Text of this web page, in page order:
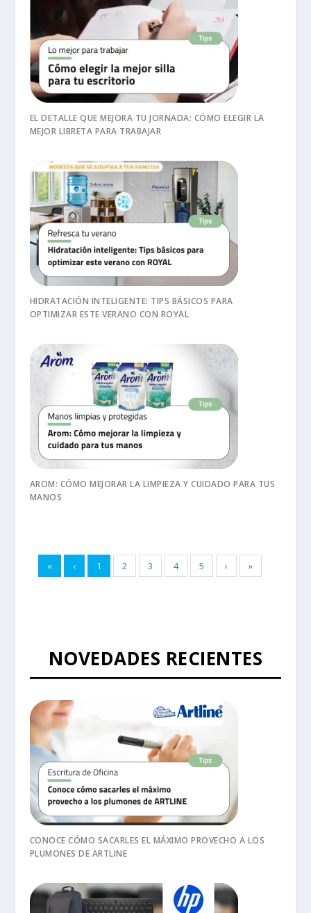
EL DETALLE QUE MEJORA TU JORNADA: CÓMO ELEGIR LA
MEJOR LIBRETA PARA TRABAJAR
HIDRATACIÓN INTELIGENTE: TIPS BÁSICOS PARA
OPTIMIZAR ESTE VERANO CON ROYAL
AROM: CÓMO MEJORAR LA LIMPIEZA Y CUIDADO PARA TUS
MANOS
« ‹ 1 2 3 4 5 › »
NOVEDADES RECIENTES
CONOCE CÓMO SACARLES EL MÁXIMO PROVECHO A LOS
PLUMONES DE ARTLINE